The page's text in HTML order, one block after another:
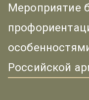
Мероприятие
Российской